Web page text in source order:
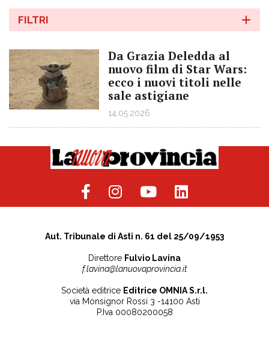
FILTRI
Da Grazia Deledda al
nuovo film di Star Wars:
ecco i nuovi titoli nelle
sale astigiane
14.05.2026
Aut. Tribunale di Asti n. 61 del 25/09/1953
Direttore Fulvio Lavina
f.lavina@lanuovaprovincia.it
Società editrice Editrice OMNIA S.r.l.
via Monsignor Rossi 3 -14100 Asti
P.Iva 00080200058